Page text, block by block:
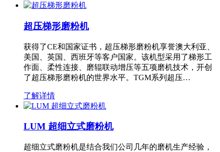
超压梯形磨粉机
获得了CE和国家证书，超压梯形磨粉机享誉澳大利亚、
美国、英国、西班牙等客户国家。该机型采用了梯形工
作面、柔性连接、磨辊联动增压等五项磨机技术，开创
了超压梯形磨粉机的世界水平。TGM系列超压…
了解详情
LUM 超细立式磨粉机
超细立式磨粉机是结合我们公司几年的磨机生产经验，